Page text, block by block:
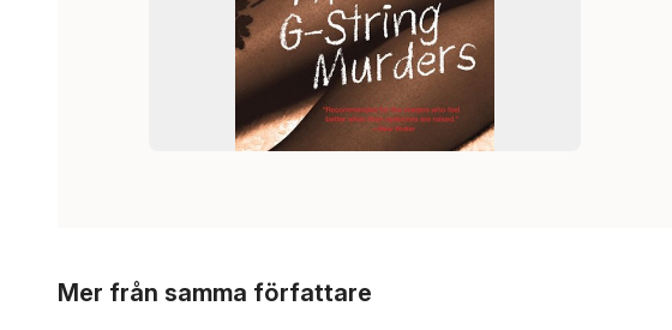
Mer från samma författare